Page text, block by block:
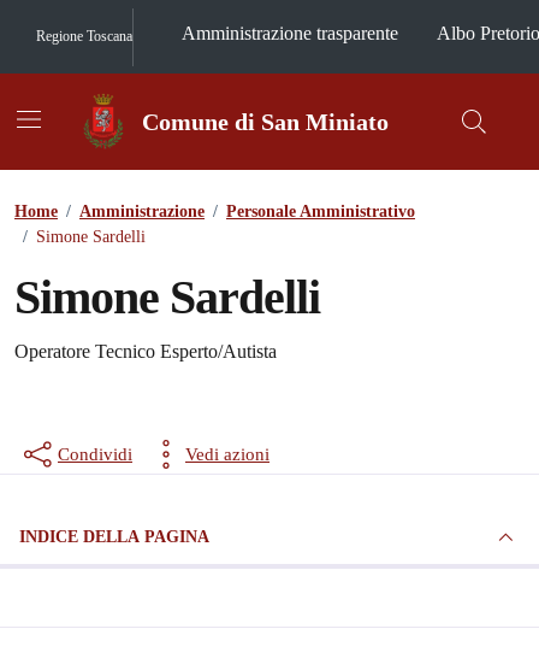
Regione Toscana Amministrazione trasparente Albo Pretorio
Comune di San Miniato
Home / Amministrazione / Personale Amministrativo
/ Simone Sardelli
Simone Sardelli
Operatore Tecnico Esperto/Autista
Condividi Vedi azioni
INDICE DELLA PAGINA